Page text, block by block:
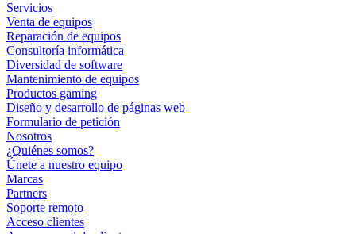
Servicios
Venta de equipos
Reparación de equipos
Consultoría informática
Diversidad de software
Mantenimiento de equipos
Productos gaming
Diseño y desarrollo de páginas web
Formulario de petición
Nosotros
¿Quiénes somos?
Únete a nuestro equipo
Marcas
Partners
Soporte remoto
Acceso clientes